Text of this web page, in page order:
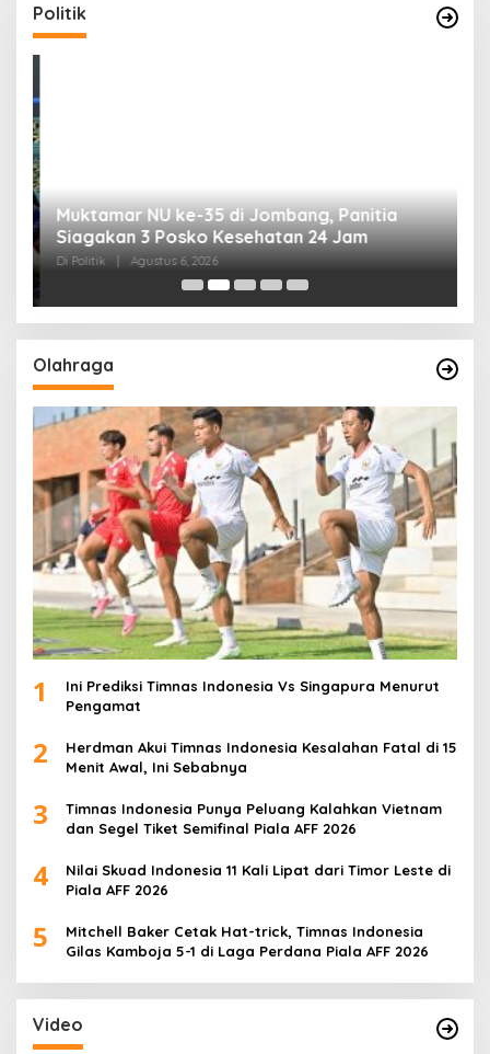
Politik
Muktamar NU ke-35 di Jombang, Panitia
Siagakan 3 Posko Kesehatan 24 Jam
Di Politik Agustus 6, 2026
Olahraga
1
Ini Prediksi Timnas Indonesia Vs Singapura Menurut
Pengamat
2
Herdman Akui Timnas Indonesia Kesalahan Fatal di 15
Menit Awal, Ini Sebabnya
3
Timnas Indonesia Punya Peluang Kalahkan Vietnam
dan Segel Tiket Semifinal Piala AFF 2026
4
Nilai Skuad Indonesia 11 Kali Lipat dari Timor Leste di
Piala AFF 2026
5
Mitchell Baker Cetak Hat-trick, Timnas Indonesia
Gilas Kamboja 5-1 di Laga Perdana Piala AFF 2026
Video